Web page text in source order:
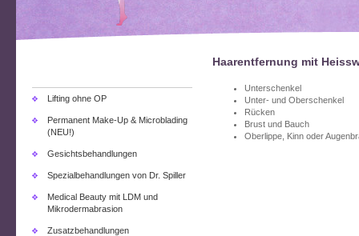
Lifting ohne OP
Permanent Make-Up & Microblading
(NEU!)
Gesichtsbehandlungen
Spezialbehandlungen von Dr. Spiller
Medical Beauty mit LDM und
Mikrodermabrasion
Zusatzbehandlungen
Haarentfernung mit
Unterschenkel
Unter- und Oberschenkel
Rücken
Brust und Bauch
Oberlippe, Kinn oder